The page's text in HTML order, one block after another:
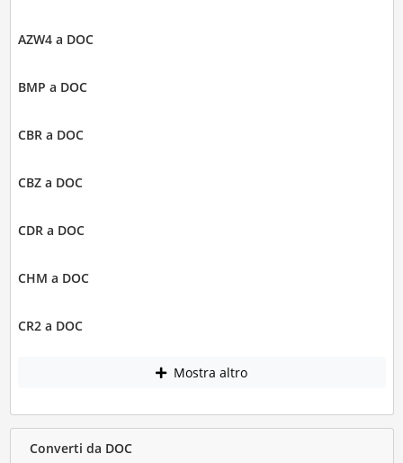
AZW4 a DOC
BMP a DOC
CBR a DOC
CBZ a DOC
CDR a DOC
CHM a DOC
CR2 a DOC
Mostra altro
Converti da DOC